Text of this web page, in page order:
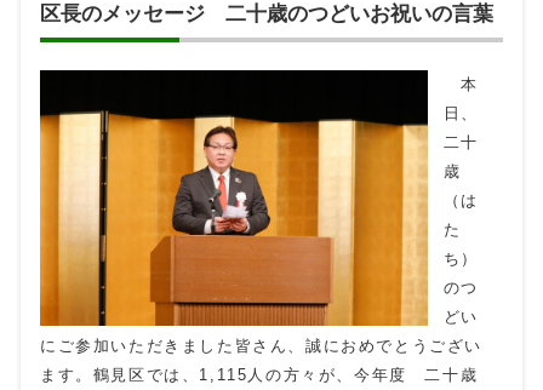
区長のメッセージ 二十歳のつどいお祝いの言葉
本
日、
二十
歳
（は
た
ち）
のつ
どい
にご参加いただきました皆さん、誠におめでとうござい
ます。鶴見区では、1,115人の方々が、今年度 二十歳